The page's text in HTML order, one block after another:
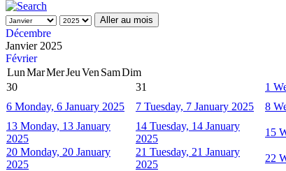
Aller au mois
Décembre
Janvier 2025
Février
LunMarMerJeuVen SamDim
30
31 1
6 Monday, 6 January 2025 7 Tuesday, 7 January 2025 8
13 Monday, 13 January
2025
14 Tuesday, 14 January
2025
15
20 Monday, 20 January
2025
21 Tuesday, 21 January
2025
22